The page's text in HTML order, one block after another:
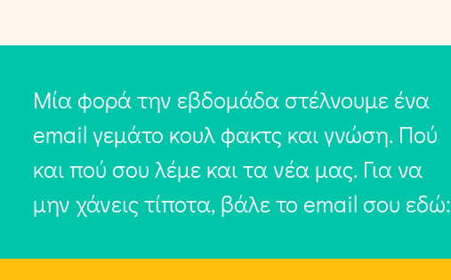
Μία φορά την εβδομάδα στέλνουμε ένα
email γεμάτο κουλ φακτς και γνώση. Πού
και πού σου λέμε και τα νέα μας. Για να
μην χάνεις τίποτα, βάλε το email σου εδώ: